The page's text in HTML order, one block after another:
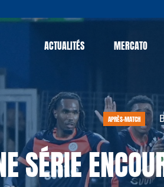
ACTUALITÉS MERCATO
APRÈS-MATCH
SÉRIE